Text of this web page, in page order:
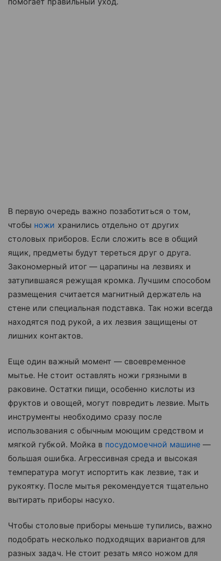
В первую очередь важно позаботиться о том,
чтобы ножи хранились отдельно от других
столовых приборов. Если сложить все в общий
ящик, предметы будут тереться друг о друга.
Закономерный итог — царапины на лезвиях и
затупившаяся режущая кромка. Лучшим способом
размещения считается магнитный держатель на
стене или специальная подставка. Так ножи всегда
находятся под рукой, а их лезвия защищены от
лишних контактов.
Еще один важный момент — своевременное
мытье. Не стоит оставлять ножи грязными в
раковине. Остатки пищи, особенно кислоты из
фруктов и овощей, могут повредить лезвие. Мыть
инструменты необходимо сразу после
использования с обычным моющим средством и
мягкой губкой. Мойка в посудомоечной машине —
большая ошибка. Агрессивная среда и высокая
температура могут испортить как лезвие, так и
рукоятку. После мытья рекомендуется тщательно
вытирать приборы насухо.
Чтобы столовые приборы меньше тупились, важно
подобрать несколько подходящих вариантов для
разных задач. Не стоит резать мясо ножом для